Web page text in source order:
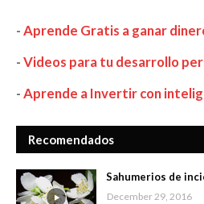
-Aprende Gratis a ganar
-Videos para tu desarrollo
-Aprende a Invertir con
Recomendados
Sahumerios de
December 29, 2016